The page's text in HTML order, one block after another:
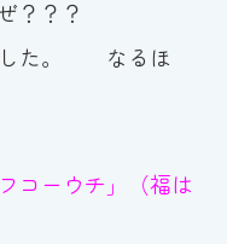
7264
わせ
？？？
した。 なるほ
フコーウチ」（福は